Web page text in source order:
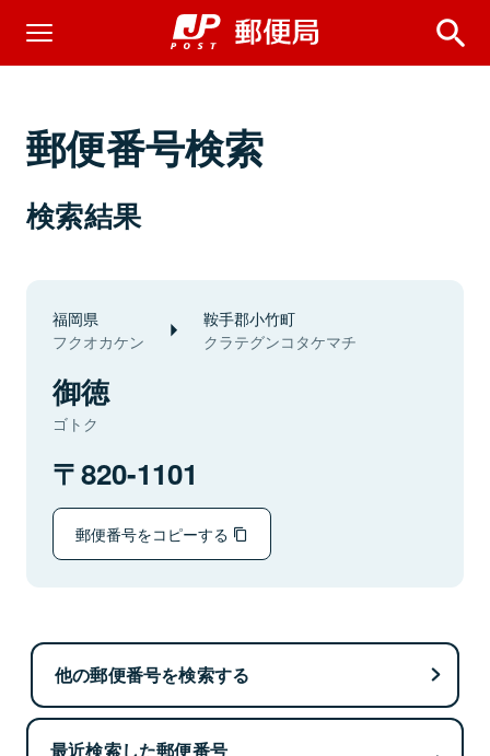
郵便番号検索
検索結果
福岡県
フクオカケン
鞍手郡小竹町
クラテグンコタケマチ
御徳
ゴトク
820-1101
郵便番号をコピーする
他の郵便番号を検索する
最近検索した郵便番号